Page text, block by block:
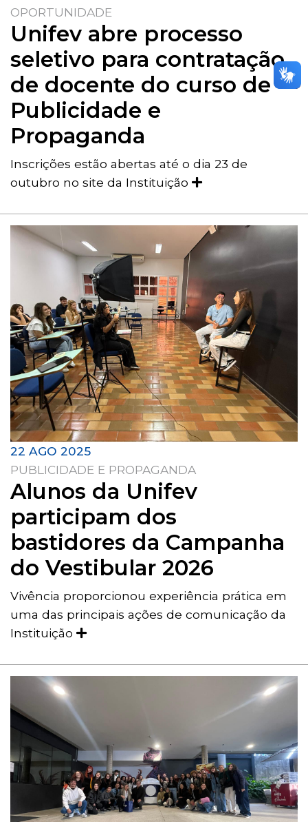
OPORTUNIDADE
Unifev abre processo
seletivo para contratação
de docente do curso de
Publicidade e
Propaganda
Inscrições estão abertas até o dia 23 de
outubro no site da Instituição
22 AGO 2025
PUBLICIDADE E PROPAGANDA
Alunos da Unifev
participam dos
bastidores da Campanha
do Vestibular 2026
Vivência proporcionou experiência prática em
uma das principais ações de comunicação da
Instituição